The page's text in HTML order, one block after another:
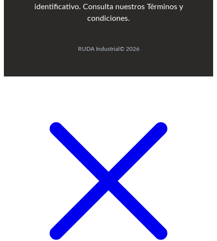
identificativo. Consulta nuestros Términos y
condiciones.
RUDA Industrial © 2026